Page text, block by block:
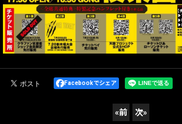
Facebookでシェア
«前 次»